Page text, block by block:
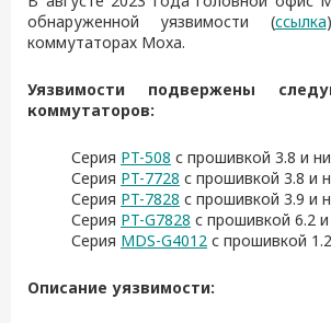
обнаруженной уязвимости (ссылка
коммутаторах Moxa.
Уязвимости подвержены
коммутаторов:
Серия PT-508 с прошивкой 3.8 и
Серия PT-7728 с прошивкой 3.8 и
Серия PT-7828 с прошивкой 3.9 и
Серия PT-G7828 с прошивкой 6.2
Серия MDS-G4012 с прошивкой
Описание уязвимости: